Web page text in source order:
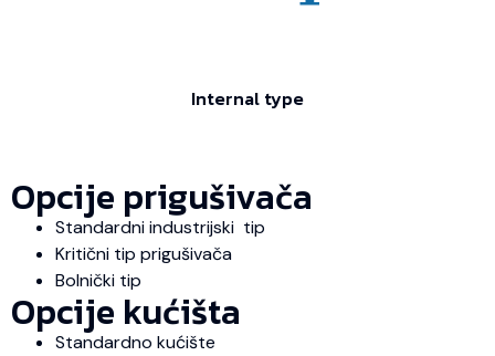
Internal type
Opcije prigušivača
Standardni industrijski tip
Kritični tip prigušivača
Bolnički tip
Opcije kućišta
Standardno kućište